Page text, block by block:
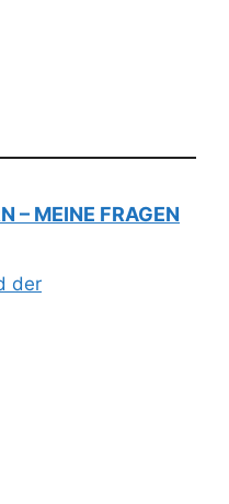
– MEINE FRAGEN